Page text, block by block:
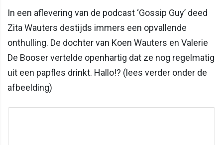
In een aflevering van de podcast ‘Gossip Guy’ deed
Zita Wauters destijds immers een opvallende
onthulling. De dochter van Koen Wauters en Valerie
De Booser vertelde openhartig dat ze nog regelmatig
uit een papfles drinkt. Hallo!? (lees verder onder de
afbeelding)